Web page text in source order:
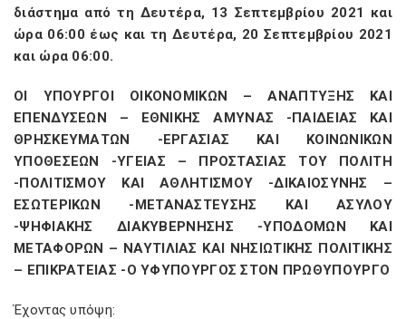
διάστημα από τη Δευτέρα, 13 Σεπτεμβρίου 2021 και
ώρα 06:00 έως και τη Δευτέρα, 20 Σεπτεμβρίου 2021
και ώρα 06:00.
ΟΙ ΥΠΟΥΡΓΟΙ ΟΙΚΟΝΟΜΙΚΩΝ – ΑΝΑΠΤΥΞΗΣ ΚΑΙ
ΕΠΕΝΔΥΣΕΩΝ – ΕΘΝΙΚΗΣ ΑΜΥΝΑΣ -ΠΑΙΔΕΙΑΣ ΚΑΙ
ΘΡΗΣΚΕΥΜΑΤΩΝ -ΕΡΓΑΣΙΑΣ ΚΑΙ ΚΟΙΝΩΝΙΚΩΝ
ΥΠΟΘΕΣΕΩΝ -ΥΓΕΙΑΣ – ΠΡΟΣΤΑΣΙΑΣ ΤΟΥ ΠΟΛΙΤΗ
-ΠΟΛΙΤΙΣΜΟΥ ΚΑΙ ΑΘΛΗΤΙΣΜΟΥ -ΔΙΚΑΙΟΣΥΝΗΣ –
ΕΣΩΤΕΡΙΚΩΝ -ΜΕΤΑΝΑΣΤΕΥΣΗΣ ΚΑΙ ΑΣΥΛΟΥ
-ΨΗΦΙΑΚΗΣ ΔΙΑΚΥΒΕΡΝΗΣΗΣ -ΥΠΟΔΟΜΩΝ ΚΑΙ
ΜΕΤΑΦΟΡΩΝ – ΝΑΥΤΙΛΙΑΣ ΚΑΙ ΝΗΣΙΩΤΙΚΗΣ ΠΟΛΙΤΙΚΗΣ
– ΕΠΙΚΡΑΤΕΙΑΣ -Ο ΥΦΥΠΟΥΡΓΟΣ ΣΤΟΝ ΠΡΩΘΥΠΟΥΡΓΟ
Έχοντας υπόψη: